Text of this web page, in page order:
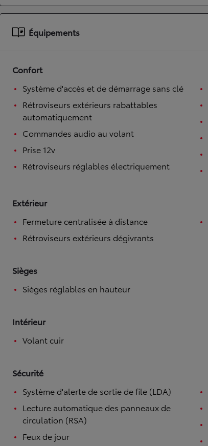
Nouvelle Yaris Cross
Disponible prochainement
Équipements
Confort
Système d'accès et de démarrage sans clé
Rétroviseurs extérieurs rabattables
automatiquement
Commandes audio au volant
Prise 12v
Rétroviseurs réglables électriquement
Extérieur
Fermeture centralisée à distance
Rétroviseurs extérieurs dégivrants
Sièges
Sièges réglables en hauteur
Intérieur
Volant cuir
Sécurité
Système d'alerte de sortie de file (LDA)
Lecture automatique des panneaux de
circulation (RSA)
Feux de jour